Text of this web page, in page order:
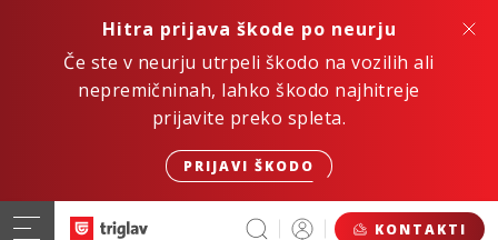
Hitra prijava škode po neurju
Če ste v neurju utrpeli škodo na vozilih ali
nepremičninah, lahko škodo najhitreje
prijavite preko spleta.
PRIJAVI ŠKODO
KONTAKTI